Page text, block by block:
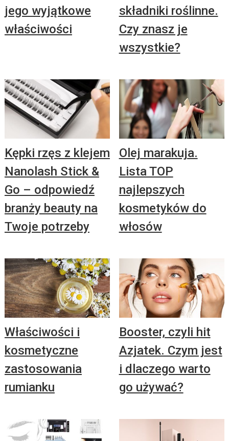
jego wyjątkowe
właściwości
składniki roślinne.
Czy znasz je
wszystkie?
Kępki rzęs z klejem
Nanolash Stick &
Go – odpowiedź
branży beauty na
Twoje potrzeby
Olej marakuja.
Lista TOP
najlepszych
kosmetyków do
włosów
Właściwości i
kosmetyczne
zastosowania
rumianku
Booster, czyli hit
Azjatek. Czym jest
i dlaczego warto
go używać?